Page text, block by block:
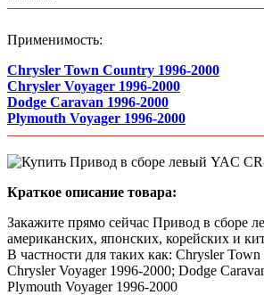
Применимость:
Chrysler Town Country 1996-2000
Chrysler Voyager 1996-2000
Dodge Caravan 1996-2000
Plymouth Voyager 1996-2000
Краткое описание товара:
Закажите прямо сейчас Привод в сборе
американских, японских, корейских и
В частности для таких как: Chrysler
Chrysler Voyager 1996-2000; Dodge
Plymouth Voyager 1996-2000